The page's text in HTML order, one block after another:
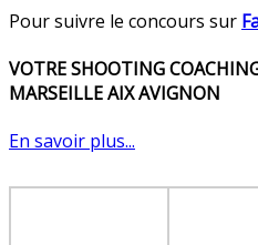
Pour suivre le concours sur
VOTRE SHOOTING
MARSEILLE AIX AVIGNON
En savoir plus...